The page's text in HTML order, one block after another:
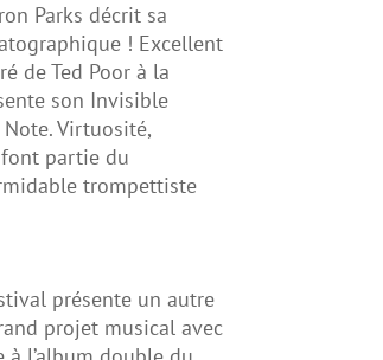
Parks décrit sa
! Excellent
de Ted Poor à la
son Invisible
Virtuosité,
partie du
trompettiste
présente un autre
projet musical avec